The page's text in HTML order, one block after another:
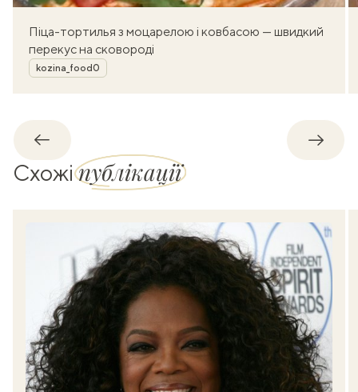
Піца-тортилья з моцарелою і ковбасою — швидкий
перекус на сковороді
Автор
kozina_food0
Назад
Схожіпублікації